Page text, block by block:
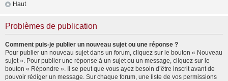
Haut
Problèmes de publication
Comment puis-je publier un nouveau sujet ou une réponse ?
Pour publier un nouveau sujet dans un forum, cliquez sur le bouton « Nouveau
sujet ». Pour publier une réponse à un sujet ou un message, cliquez sur le
bouton « Répondre ». Il se peut que vous ayez besoin d’être inscrit avant de
pouvoir rédiger un message. Sur chaque forum, une liste de vos permissions